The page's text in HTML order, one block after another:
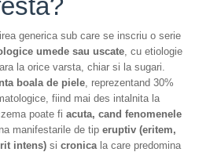
generica sub care se inscriu o serie
umede sau uscate, cu etiologie
la orice varsta, chiar si la sugari.
boala de piele, reprezentand 30%
fiind mai des intalnita la
poate fi acuta, cand fenomenele
manifestarile de tip eruptiv (eritem,
intens) si cronicala care predomina